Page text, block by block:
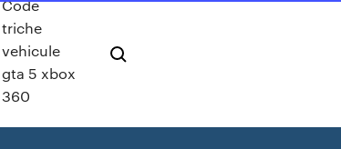
Code
triche
vehicule
gta 5 xbox
360